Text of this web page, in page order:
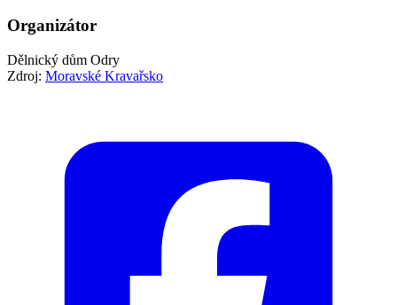
Organizátor
Dělnický dům Odry
Zdroj: Moravské Kravařsko